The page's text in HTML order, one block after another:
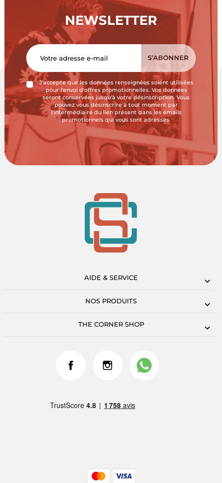
NEWSLETTER
J'accepte que les données renseignées soient utilisées
pour l'envoi d'offres promotionnelles. Vos données
seront conservées jusqu'à votre désinscription. Vous
pouvez vous désinscrire à tout moment par
l'intermédiaire du lien présent dans les emails
promotionnels qui vous sont adressés.
AIDE & SERVICE
NOS PRODUITS
THE CORNER SHOP